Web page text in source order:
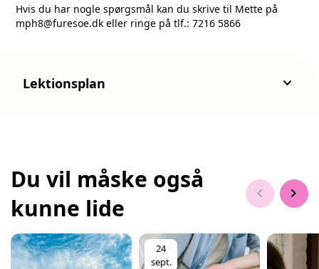
Hvis du har nogle spørgsmål kan du skrive til Mette på
mph8@furesoe.dk eller ringe på tlf.: 7216 5866
Lektionsplan keyboard_arrow_down
Du vil måske også
kunne lide
chevron_left chevron_right
24
sept.